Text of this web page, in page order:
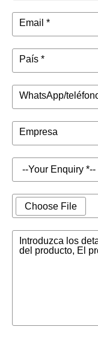
Email *
País *
WhatsApp/
Empresa
Choose File
Introduzca los
del producto, El